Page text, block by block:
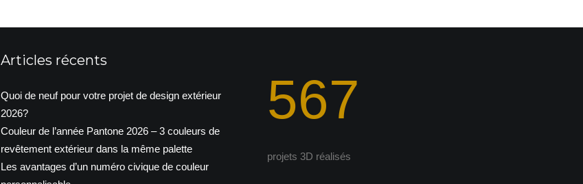
Articles récents
Quoi de neuf pour votre projet de design extérieur
2026?
Couleur de l’année Pantone 2026 – 3 couleurs de
revêtement extérieur dans la même palette
Les avantages d’un numéro civique de couleur
567
projets 3D réalisés